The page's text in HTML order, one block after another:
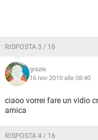
RISPOSTA 3 / 16
grazie
16 nov 2010 alle 08:40
ciaoo vorrei fare un vidio
amica
RISPOSTA 4 / 16